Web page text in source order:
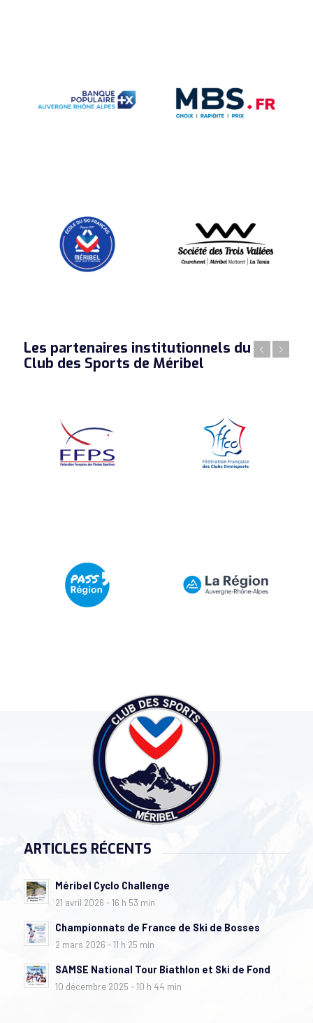
Les partenaires institutionnels du
Club des Sports de Méribel
PrécédentSuivant
ARTICLES RÉCENTS
Méribel Cyclo Challenge
21 avril 2026 - 16 h 53 min
Championnats de France de Ski de Bosses
2 mars 2026 - 11 h 25 min
SAMSE National Tour Biathlon et Ski de Fond
10 décembre 2025 - 10 h 44 min